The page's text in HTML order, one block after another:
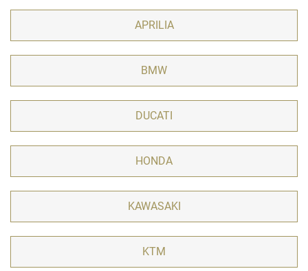
APRILIA
BMW
DUCATI
HONDA
KAWASAKI
KTM